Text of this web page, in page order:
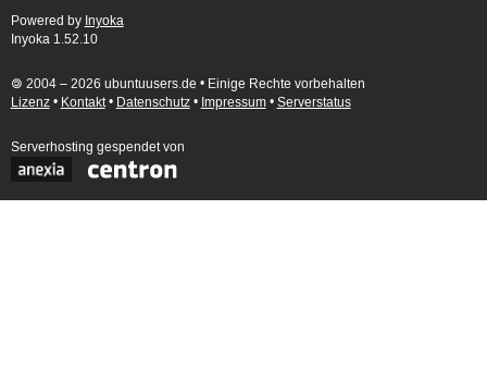
Powered by Inyoka
Inyoka 1.52.10
🄯 2004 – 2026 ubuntuusers.de • Einige Rechte vorbehalten
Lizenz• Kontakt• Datenschutz• Impressum• Serverstatus
Serverhosting gespendet von